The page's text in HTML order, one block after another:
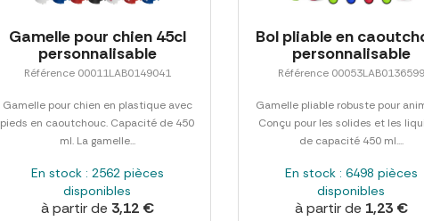
Gamelle pour chien 45cl
personnalisable
Référence 00011LAB0149041
Gamelle pour chien en plastique avec
pieds en caoutchouc. Capacité de 450
ml. La gamelle...
En stock : 2562 pièces
disponibles
à partir de 3,12 €
Bol pliable en
personnalisable
Référence 00053LAB0136599
Gamelle pliable robuste pour
Conçu pour les solides et les
de capacité 450 ml....
En stock : 6498 pièces
disponibles
à partir de 1,23 €